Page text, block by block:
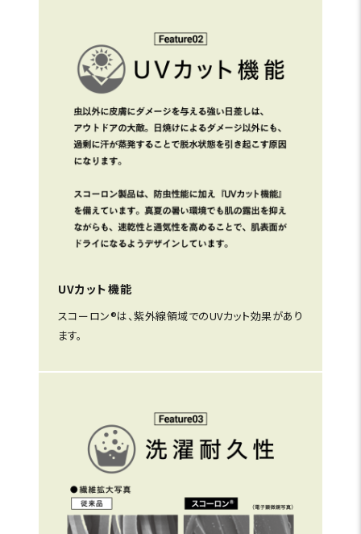
UVカット機能
スコーロン®は、紫外線領域でのUVカット効果があり
ます。